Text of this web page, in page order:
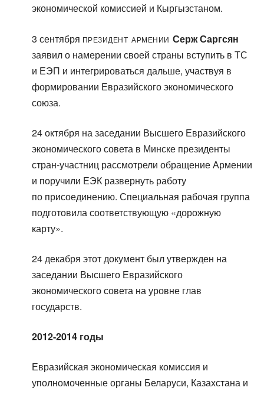
экономической комиссией и Кыргызстаном.
3 сентября президент АрменииСерж Саргсян
заявил о намерении своей страны вступить в ТС
и ЕЭП и интегрироваться дальше, участвуя в
формировании Евразийского экономического
союза.
24 октября на заседании Высшего Евразийского
экономического совета в Минске президенты
стран-участниц рассмотрели обращение Армении
и поручили ЕЭК развернуть работу
по присоединению. Специальная рабочая группа
подготовила соответствующую «дорожную
карту».
24 декабря этот документ был утвержден на
заседании Высшего Евразийского
экономического совета на уровне глав
государств.
2012-2014 годы
Евразийская экономическая комиссия и
уполномоченные органы Беларуси, Казахстана и